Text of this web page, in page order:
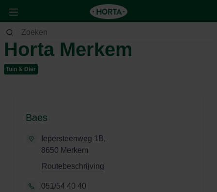
Horta Merkem
Tuin & Dier
Baes
Iepersteenweg 1B,
8650 Merkem
Routebeschrijving
051/54 40 40